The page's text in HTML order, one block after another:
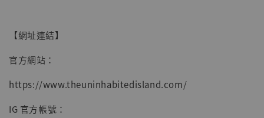
【網址連結】
官方網站：
https://www.theuninhabitedisland.com/
IG 官方帳號：